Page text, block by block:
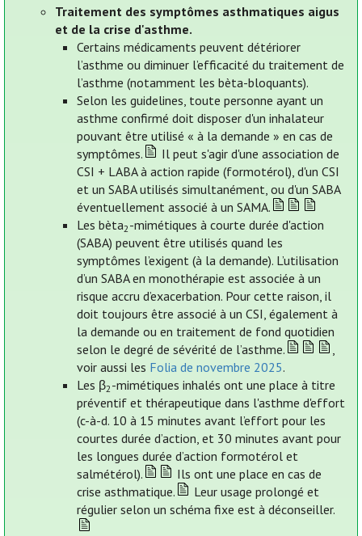
Traitement des symptômes asthmatiques aigus
et de la crise d'asthme.
Certains médicaments peuvent détériorer
l’asthme ou diminuer l’efficacité du traitement de
l’asthme (notamment les bèta-bloquants).
Selon les guidelines, toute personne ayant un
asthme confirmé doit disposer d'un inhalateur
pouvant être utilisé « à la demande » en cas de
symptômes.
Il peut s'agir d'une association de
CSI + LABA à action rapide (formotérol), d'un CSI
et un SABA utilisés simultanément, ou d'un SABA
éventuellement associé à un SAMA.
Les bèta2-mimétiques à courte durée d'action
(SABA) peuvent être utilisés quand les
symptômes l’exigent (à la demande). L’utilisation
d’un SABA en monothérapie est associée à un
risque accru d’exacerbation. Pour cette raison, il
doit toujours être associé à un CSI, également à
la demande ou en traitement de fond quotidien
selon le degré de sévérité de l’asthme.
,
voir aussi les Folia de novembre 2025.
Les β2-mimétiques inhalés ont une place à titre
préventif et thérapeutique dans l'asthme d'effort
(c-à-d. 10 à 15 minutes avant l’effort pour les
courtes durée d’action, et 30 minutes avant pour
les longues durée d’action formotérol et
salmétérol).
Ils ont une place en cas de
crise asthmatique.
Leur usage prolongé et
régulier selon un schéma fixe est à déconseiller.